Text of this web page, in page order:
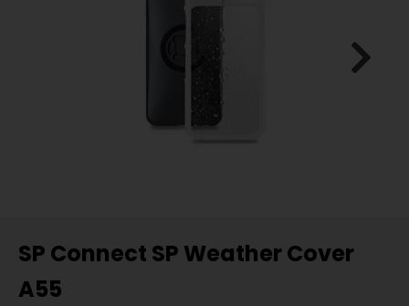
SP Connect SP Weather Cover
A55